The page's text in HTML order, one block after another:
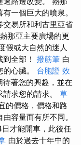
一個巨大的噴泉。
交易所和利古里亞省
那亞主要廣場的更
假或大自然的迷人
全部！ 撥筋筆 白
心臟。 台胞證 效
待著您的興趣，並在
求您的請求。 草
的價格，價格和路
容量而有所不同。
才能開車，此後任
由於過去十年中的